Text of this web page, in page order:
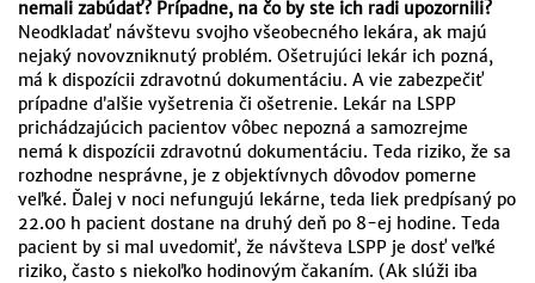
nemali zabúdať? Prípadne, na čo by ste ich radi upozornili?
Neodkladať návštevu svojho všeobecného lekára, ak majú
nejaký novovzniknutý problém. Ošetrujúci lekár ich pozná,
má k dispozícii zdravotnú dokumentáciu. A vie zabezpečiť
prípadne ďalšie vyšetrenia či ošetrenie. Lekár na LSPP
prichádzajúcich pacientov vôbec nepozná a samozrejme
nemá k dispozícii zdravotnú dokumentáciu. Teda riziko, že sa
rozhodne nesprávne, je z objektívnych dôvodov pomerne
veľké. Ďalej v noci nefungujú lekárne, teda liek predpísaný po
22.00 h pacient dostane na druhý deň po 8-ej hodine. Teda
pacient by si mal uvedomiť, že návšteva LSPP je dosť veľké
riziko, často s niekoľko hodinovým čakaním. (Ak slúži iba